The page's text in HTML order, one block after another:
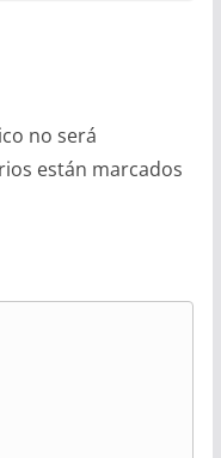
no será
están marcados